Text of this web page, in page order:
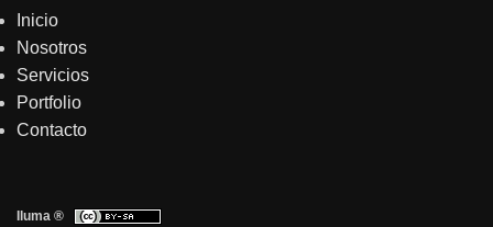
Inicio
Nosotros
Servicios
Portfolio
Contacto
Iluma ®